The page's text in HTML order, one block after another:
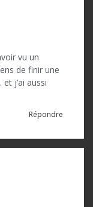
vu un
de finir une
j’ai aussi
Répondre